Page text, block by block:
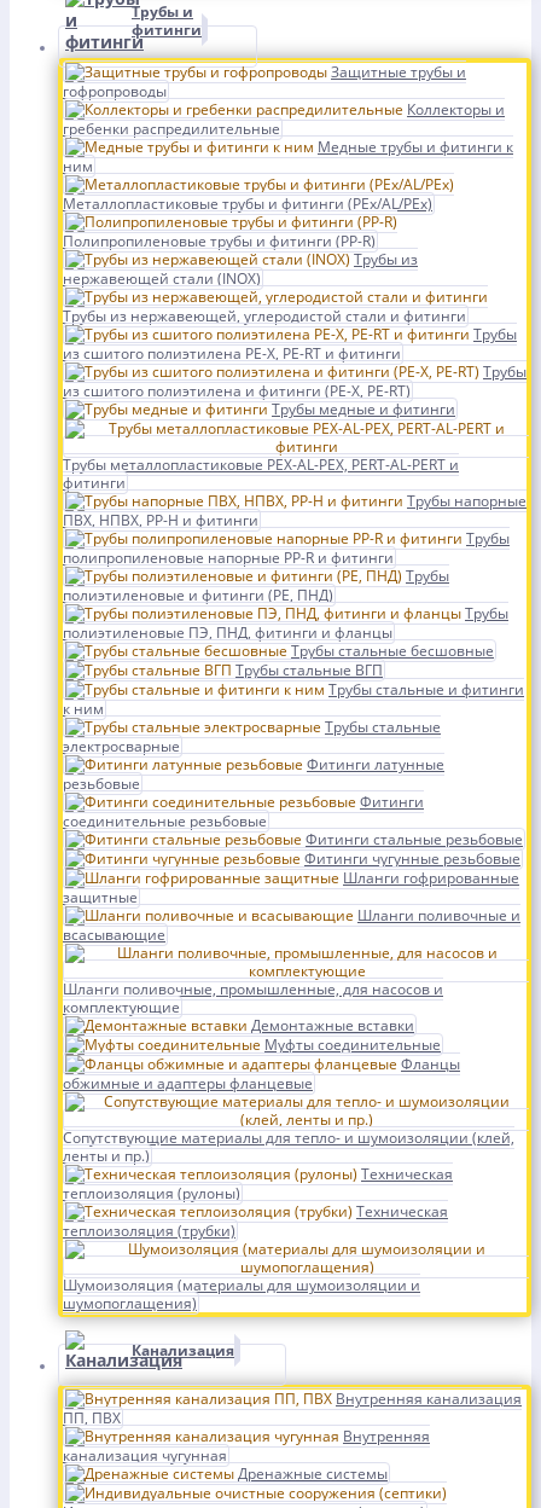
Трубы и
фитинги
Защитные трубы и
гофропроводы
Коллекторы и
гребенки распредилительные
Медные трубы и фитинги к
ним
Металлопластиковые трубы и фитинги (PEx/AL/PEx)
Полипропиленовые трубы и фитинги (PP-R)
Трубы из
нержавеющей стали (INOX)
Трубы из нержавеющей, углеродистой стали и фитинги
Трубы
из сшитого полиэтилена PE-X, PE-RT и фитинги
Трубы
из сшитого полиэтилена и фитинги (PE-X, PE-RT)
Трубы медные и фитинги
Трубы металлопластиковые PEX-AL-PEX, PERT-AL-PERT и
фитинги
Трубы напорные
ПВХ, НПВХ, PP-H и фитинги
Трубы
полипропиленовые напорные PP-R и фитинги
Трубы
полиэтиленовые и фитинги (PE, ПНД)
Трубы
полиэтиленовые ПЭ, ПНД, фитинги и фланцы
Трубы стальные бесшовные
Трубы стальные ВГП
Трубы стальные и фитинги
к ним
Трубы стальные
электросварные
Фитинги латунные
резьбовые
Фитинги
соединительные резьбовые
Фитинги стальные резьбовые
Фитинги чугунные резьбовые
Шланги гофрированные
защитные
Шланги поливочные и
всасывающие
Шланги поливочные, промышленные, для насосов и
комплектующие
Демонтажные вставки
Муфты соединительные
Фланцы
обжимные и адаптеры фланцевые
Сопутствующие материалы для тепло- и шумоизоляции (клей,
ленты и пр.)
Техническая
теплоизоляция (рулоны)
Техническая
теплоизоляция (трубки)
Шумоизоляция (материалы для шумоизоляции и
шумопоглащения)
Канализация
Внутренняя канализация
ПП, ПВХ
Внутренняя
канализация чугунная
Дренажные системы